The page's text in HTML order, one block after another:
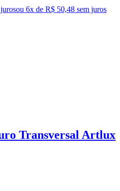
ou 6x de R$ 50,48 sem juros
Transversal Artlux